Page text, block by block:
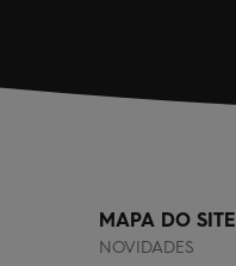
MAPA DO SITE
NOVIDADES